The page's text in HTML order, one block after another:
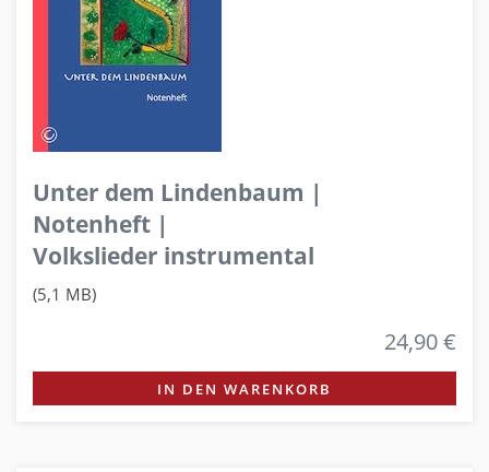
Unter dem Lindenbaum |
Notenheft |
Volkslieder instrumental
(5,1 MB)
24,90 €
IN DEN WARENKORB